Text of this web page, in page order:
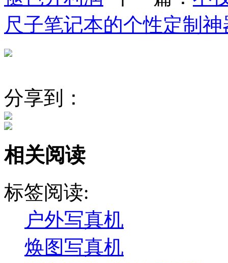
尺子笔记本的个性定制神
分享到：
相关阅读
标签阅读:
户外写真机
焕图写真机